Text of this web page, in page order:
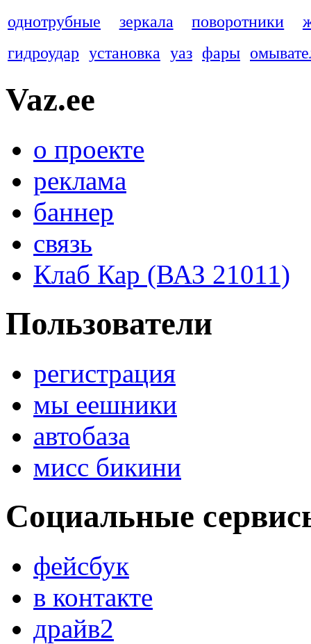
однотрубные
зеркала поворотники
гидроудар установка уаз фары
Vaz.ee
о проекте
реклама
баннер
связь
Клаб Кар (ВАЗ 21011)
Пользователи
регистрация
мы еешники
автобаза
мисс бикини
Социальные
фейсбук
в контакте
драйв2